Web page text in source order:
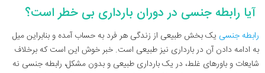
آیا رابطه جنسی در دوران بارداری بی خطر است؟
رابطه جنسی یک بخش طبیعی از زندگی هر فرد به حساب آمده و بنابراین میل
به ادامه دادن آن در بارداری نیز طبیعی است. خبر خوش این است که برخلاف
شایعات و باورهای غلط، در یک بارداری طبیعی و بدون مشکل، رابطه جنسی نه